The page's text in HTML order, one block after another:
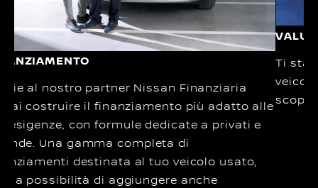
al nostro partner Nissan Finanziaria
costruire il finanziamento più adatto alle
esigenze, con formule dedicate a privati e
Una gamma completa di
destinata al tuo veicolo usato,
la possibilità di aggiungere anche
Ti stai